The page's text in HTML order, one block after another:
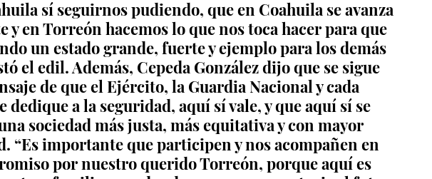
sí seguirnos pudiendo, que en Coahuila se avanza
y en Torreón hacemos lo que nos toca hacer para que
un estado grande, fuerte y ejemplo para los demás
el edil. Además, Cepeda González dijo que se sigue
de que el Ejército, la Guardia Nacional y cada
a la seguridad, aquí sí vale, y que aquí sí se
sociedad más justa, más equitativa y con mayor
“Es importante que participen y nos acompañen en
por nuestro querido Torreón, porque aquí es